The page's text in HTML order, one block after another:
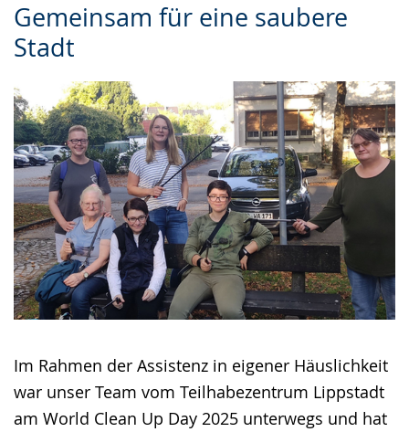
Gemeinsam für eine saubere
Stadt
Im Rahmen der Assistenz in eigener Häuslichkeit
war unser Team vom Teilhabezentrum Lippstadt
am World Clean Up Day 2025 unterwegs und hat
Leichten
Sprache
wechseln.
Audio-
Unterstützung.
Video
in
Deutscher
Gebärdensprache
wird
angezeigt.